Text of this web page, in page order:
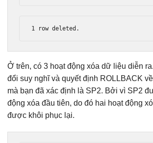
1 row deleted .
Ở trên, có 3 hoạt động xóa dữ liệu diễn
đổi suy nghĩ và quyết định ROLLBACK
mà bạn đã xác định là SP2. Bởi vì SP2
động xóa đầu tiên, do đó hai hoạt động
được khôi phục lại.